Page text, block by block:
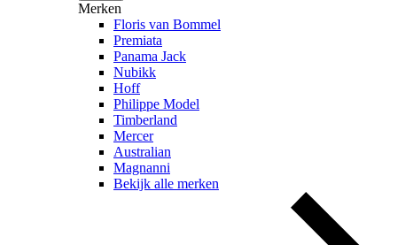
Merken
Floris van Bommel
Premiata
Panama Jack
Nubikk
Hoff
Philippe Model
Timberland
Mercer
Australian
Magnanni
Bekijk alle merken